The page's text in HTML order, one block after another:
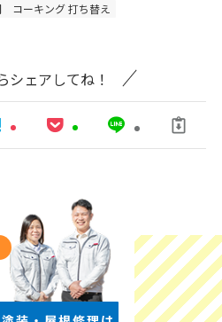
コーキング 打ち替え
シェアしてね！